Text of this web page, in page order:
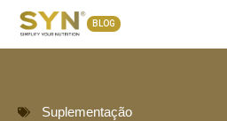
BLOG
Suplementação